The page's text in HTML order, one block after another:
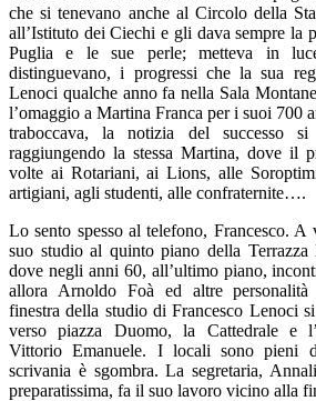
che si tenevano anche al Circolo della
all’Istituto dei Ciechi e gli dava sempre la
Puglia e le sue perle; metteva in
distinguevano, i progressi che la sua
Lenoci qualche anno fa nella Sala
l’omaggio a Martina Franca per i suoi 700
traboccava, la notizia del successo
raggiungendo la stessa Martina, dove il
volte ai Rotariani, ai Lions, alle
artigiani, agli studenti, alle confraternite….
Lo sento spesso al telefono, Francesco.
suo studio al quinto piano della
dove negli anni 60, all’ultimo piano,
allora Arnoldo Foà ed altre personalità
finestra della studio di Francesco Lenoci
verso piazza Duomo, la Cattedrale e
Vittorio Emanuele. I locali sono
scrivania è sgombra. La segretaria,
preparatissima, fa il suo lavoro vicino alla